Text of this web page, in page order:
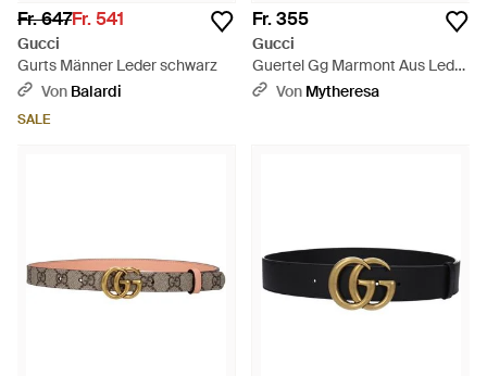
Fr. 647Fr. 541
Gucci
Gurts Männer Leder schwarz
Von Balardi
SALE
Fr. 355
Gucci
Guertel Gg Marmont Aus Leder
- Schwarz
Von Mytheresa